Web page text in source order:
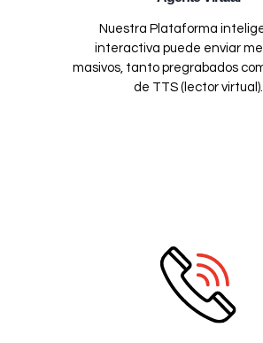
Nuestra Plataforma
interactiva puede enviar
masivos, tanto pregrabados
de TTS (lector virtual).